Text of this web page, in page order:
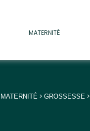
MATERNITÉ
MATERNITÉ >GROSSESSE >